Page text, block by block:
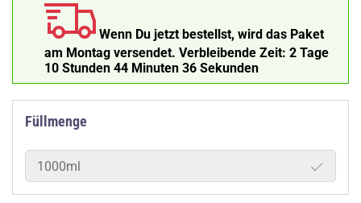
Wenn Du jetzt bestellst, wird das Paket
am Montag versendet. Verbleibende Zeit: 2 Tage
10 Stunden 44 Minuten 35 Sekunden
Füllmenge
1000ml